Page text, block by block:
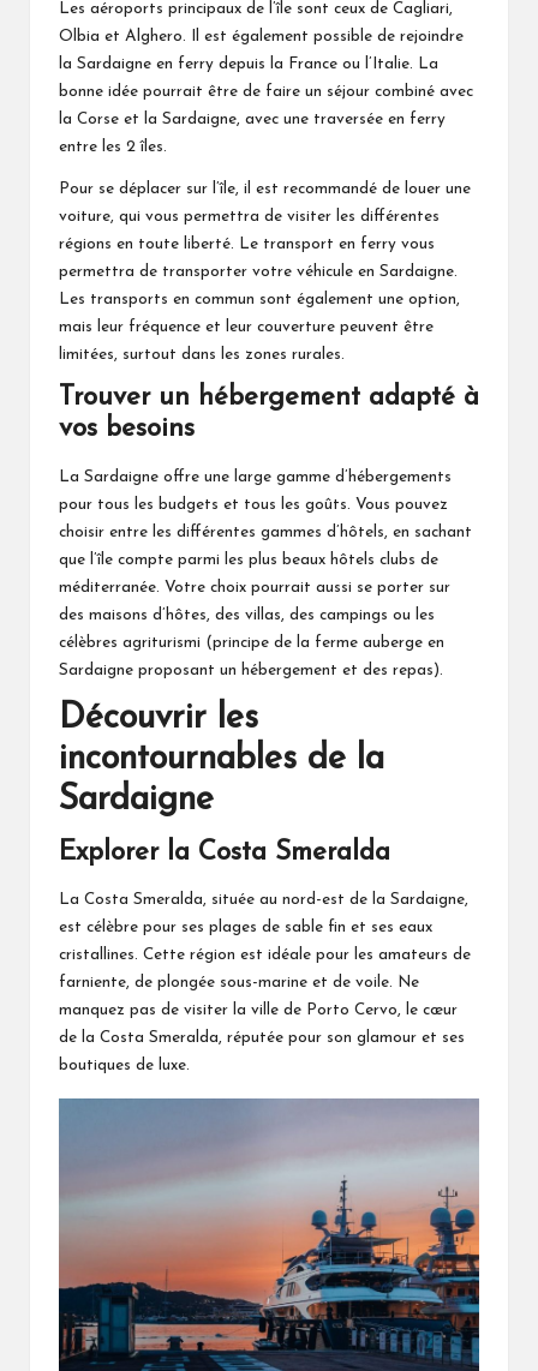
Les aéroports principaux de l’île sont ceux de Cagliari,
Olbia et Alghero. Il est également possible de rejoindre
la Sardaigne en ferry depuis la France ou l’Italie. La
bonne idée pourrait être de faire un séjour combiné avec
la Corse et la Sardaigne, avec une traversée en ferry
entre les 2 îles.
Pour se déplacer sur l’île, il est recommandé de louer une
voiture, qui vous permettra de visiter les différentes
régions en toute liberté. Le transport en ferry vous
permettra de transporter votre véhicule en Sardaigne.
Les transports en commun sont également une option,
mais leur fréquence et leur couverture peuvent être
limitées, surtout dans les zones rurales.
Trouver un hébergement adapté à
vos besoins
La Sardaigne offre une large gamme d’hébergements
pour tous les budgets et tous les goûts. Vous pouvez
choisir entre les différentes gammes d’hôtels, en sachant
que l’île compte parmi les plus beaux hôtels clubs de
méditerranée. Votre choix pourrait aussi se porter sur
des maisons d’hôtes, des villas, des campings ou les
célèbres agriturismi (principe de la ferme auberge en
Sardaigne proposant un hébergement et des repas).
Découvrir les
incontournables de la
Sardaigne
Explorer la Costa Smeralda
La Costa Smeralda, située au nord-est de la Sardaigne,
est célèbre pour ses plages de sable fin et ses eaux
cristallines. Cette région est idéale pour les amateurs de
farniente, de plongée sous-marine et de voile. Ne
manquez pas de visiter la ville de Porto Cervo, le cœur
de la Costa Smeralda, réputée pour son glamour et ses
boutiques de luxe.